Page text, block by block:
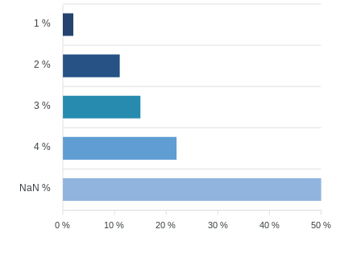
1 %
2 %
3 %
4 %
NaN %
50 %
40 %
30 %
20 %
10 %
0 %